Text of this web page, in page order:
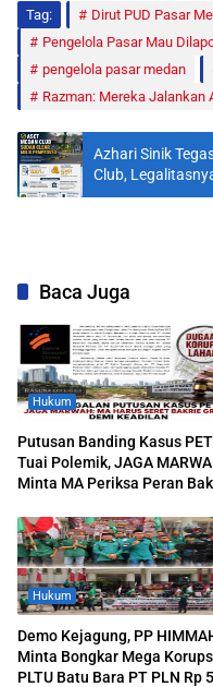
Tag:
Dirut PUD Pasar
Pengelola Pasar Mau
pengelola pasar medan
Razman: Mereka Jalankan
Azhari Sinik
Club,
Baca Juga
Hukum
Putusan Banding Kasus PET
Tuai Polemik, JAGA
Minta MA Periksa Peran
Hukum
Demo Kejagung, PP
Minta Bongkar Mega
PLTU Batu Bara PT PLN Rp 5